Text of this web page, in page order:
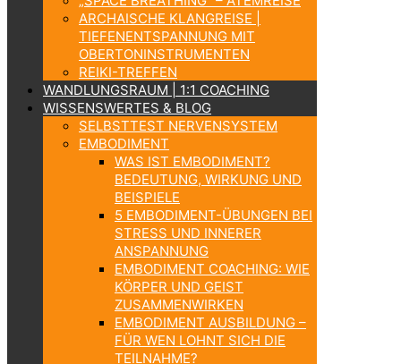
ARCHAISCHE KLANGREISE |
TIEFENENTSPANNUNG MIT
OBERTONINSTRUMENTEN
REIKI-TREFFEN
WANDLUNGSRAUM | 1:1 COACHING
WISSENSWERTES & BLOG
SELBSTTEST NERVENSYSTEM
EMBODIMENT
WAS IST EMBODIMENT?
BEDEUTUNG, WIRKUNG UND
BEISPIELE
5 EMBODIMENT-ÜBUNGEN BEI
STRESS UND INNERER
ANSPANNUNG
EMBODIMENT COACHING: WIE
KÖRPER UND GEIST
ZUSAMMENWIRKEN
EMBODIMENT AUSBILDUNG –
FÜR WEN LOHNT SICH DIE
TEILNAHME?